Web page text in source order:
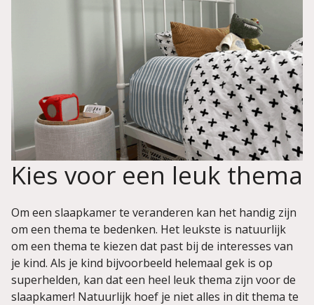
Kies voor een leuk thema
Om een slaapkamer te veranderen kan het handig zijn
om een thema te bedenken. Het leukste is natuurlijk
om een thema te kiezen dat past bij de interesses van
je kind. Als je kind bijvoorbeeld helemaal gek is op
superhelden, kan dat een heel leuk thema zijn voor de
slaapkamer! Natuurlijk hoef je niet alles in dit thema te